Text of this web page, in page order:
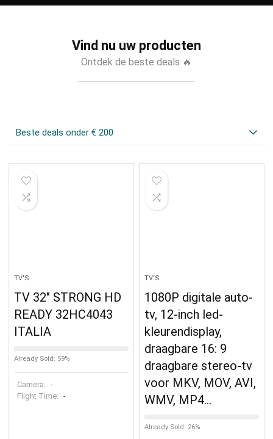
Vind nu uw producten
Ontdek de beste deals 🔥
Beste deals onder € 200
TV'S
TV 32″ STRONG HD
READY 32HC4043
ITALIA
Already Sold: 59%
Camera: -
Flight Time: -
TV'S
1080P digitale auto-
tv, 12-inch led-
kleurendisplay,
draagbare 16: 9
draagbare stereo-tv
voor MKV, MOV, AVI,
WMV, MP4…
Already Sold: 26%